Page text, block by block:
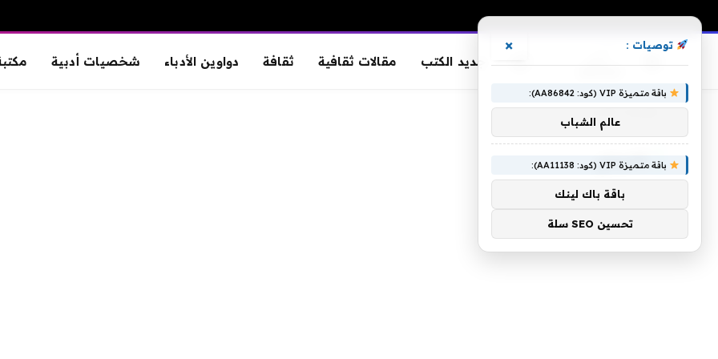
جديد الكتب مقالات ثقافية ثقافة دواوين الأدباء شخصيات أدبية
الرئيسية»الانزعاج
الانزعاج
توصيات : ×
باقة متميزة VIP (كود: AA86842):
عالم الشباب
باقة متميزة VIP (كود: AA11138):
باقة باك لينك
تحسين SEO سلة